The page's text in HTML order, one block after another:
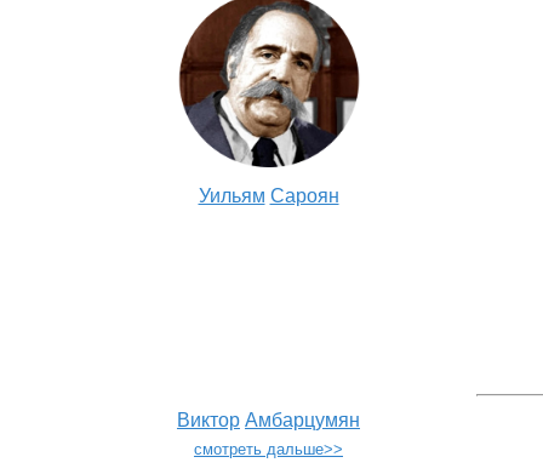
Уильям Сароян
Виктор Амбарцумян
смотреть дальше>>